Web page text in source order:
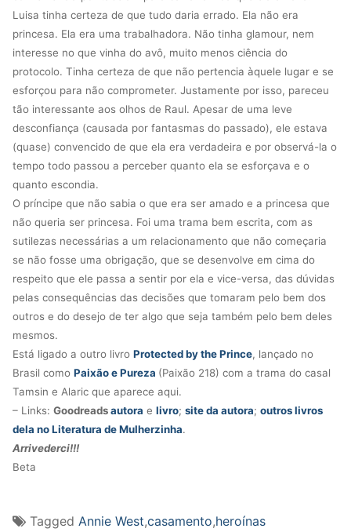
Luisa tinha certeza de que tudo daria errado. Ela não era
princesa. Ela era uma trabalhadora. Não tinha glamour, nem
interesse no que vinha do avô, muito menos ciência do
protocolo. Tinha certeza de que não pertencia àquele lugar e se
esforçou para não comprometer. Justamente por isso, pareceu
tão interessante aos olhos de Raul. Apesar de uma leve
desconfiança (causada por fantasmas do passado), ele estava
(quase) convencido de que ela era verdadeira e por observá-la o
tempo todo passou a perceber quanto ela se esforçava e o
quanto escondia.
O príncipe que não sabia o que era ser amado e a princesa que
não queria ser princesa. Foi uma trama bem escrita, com as
sutilezas necessárias a um relacionamento que não começaria
se não fosse uma obrigação, que se desenvolve em cima do
respeito que ele passa a sentir por ela e vice-versa, das dúvidas
pelas consequências das decisões que tomaram pelo bem dos
outros e do desejo de ter algo que seja também pelo bem deles
mesmos.
Está ligado a outro livro Protected by the Prince, lançado no
Brasil como Paixão e Pureza (Paixão 218) com a trama do casal
Tamsin e Alaric que aparece aqui.
– Links: Goodreadsautora e livro; site da autora; outros livros
dela no Literatura de Mulherzinha.
Arrivederci!!!
Beta
Tagged Annie West,casamento,heroínas